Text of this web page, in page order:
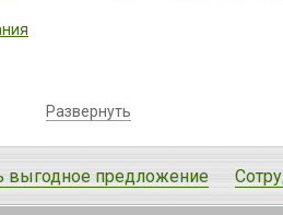
Развернуть
выгодное предложение